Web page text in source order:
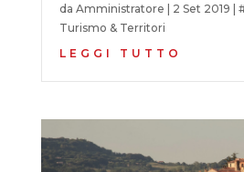
da Amministratore | 2 Set 2019 |
Turismo & Territori
LEGGI TUTTO